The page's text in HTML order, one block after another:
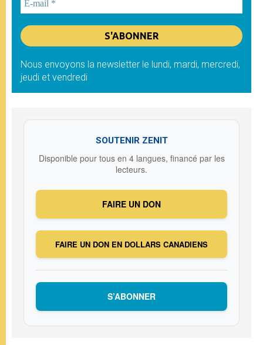
Nous envoyons la newsletter le lundi, mardi, mercredi,
jeudi et vendredi
SOUTENIR ZENIT
Disponible pour tous en 4 langues, financé par les
lecteurs.
FAIRE UN DON
FAIRE UN DON EN DOLLARS CANADIENS
S’ABONNER